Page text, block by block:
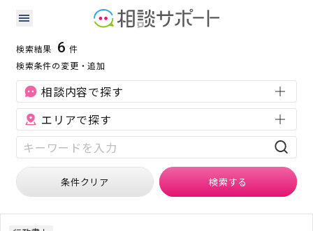
奈良県の許認可に強い専門家の検索結果
許認可
検索結果 6 件
検索条件の変更・追加
相談内容で探す
エリアで探す
条件クリア 検索する